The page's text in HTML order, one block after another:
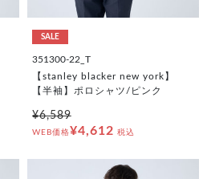
SALE
351300-22_T
【stanley blacker new york】
【半袖】ポロシャツ/ピンク
¥6,589
WEB価格¥4,612 税込